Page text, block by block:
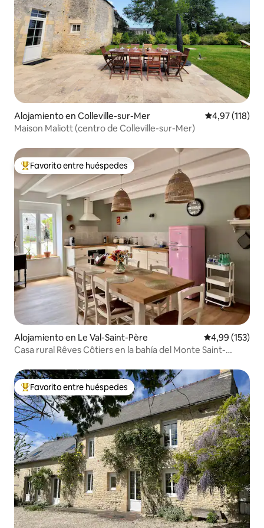
Alojamiento en Colleville-sur-Mer Calificación
4,97 (118)
Maison Maliott (centro de Colleville-sur-Mer)
Favorito entre los huéspedes más destacados
Favorito entre huéspedes
Alojamiento en Le Val-Saint-Père Calificación
4,99 (153)
Casa rural Rêves Côtiers en la bahía del Monte Saint-
Favorito entre los huéspedes más destacados
Favorito entre huéspedes